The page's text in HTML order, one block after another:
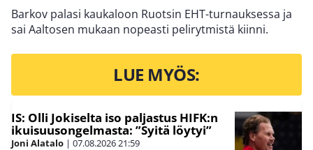
Barkov palasi kaukaloon Ruotsin EHT-turnauksessa ja
sai Aaltosen mukaan nopeasti pelirytmistä kiinni.
LUE MYÖS:
IS: Olli Jokiselta iso paljastus HIFK:n
ikuisuusongelmasta: ”Syitä löytyi”
Joni Alatalo | 07.08.202621:59